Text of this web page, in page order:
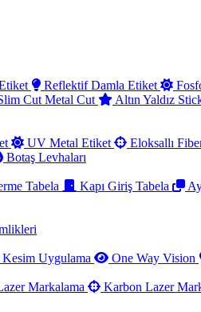
Reflektif Damla Etiket
Cut Metal Cut Altın Yaldız
UV Metal Etiket Eloksallı
Botaş Levhaları
Tabela Kapı Giriş Tabela
Uygulama One Way Vision
Markalama Karbon Lazer